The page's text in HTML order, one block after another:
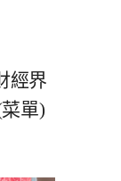
經界
單)